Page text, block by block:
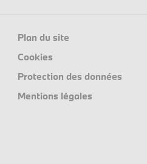
Plan du site
Cookies
Protection des données
Mentions légales